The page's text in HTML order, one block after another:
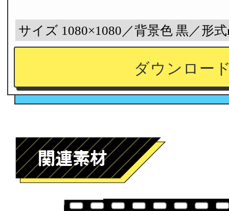
ダウンロー
サイズ 1080×1080／背景色 黒／形式